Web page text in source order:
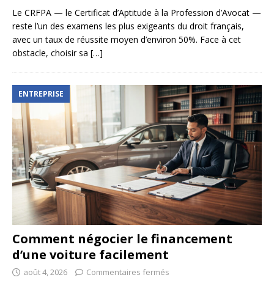
Le CRFPA — le Certificat d’Aptitude à la Profession d’Avocat —
reste l’un des examens les plus exigeants du droit français,
avec un taux de réussite moyen d’environ 50%. Face à cet
obstacle, choisir sa […]
ENTREPRISE
Comment négocier le financement
d’une voiture facilement
août 4, 2026 Commentaires fermés